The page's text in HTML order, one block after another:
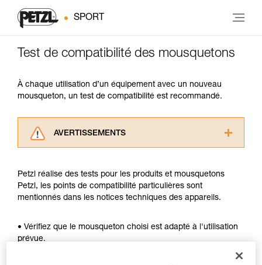
SPORT
Test de compatibilité des mousquetons
À chaque utilisation d’un équipement avec un nouveau
mousqueton, un test de compatibilité est recommandé.
AVERTISSEMENTS
consulter. Vous devez avoir compris les
informations de la notice technique pour
pouvoir comprendre ce complément
Maîtriser ces techniques nécessite une
Petzl réalise des tests pour les produits et mousquetons
Petzl, les points de compatibilité particulières sont
mentionnés dans les notices techniques des appareils.
• Vérifiez que le mousqueton choisi est adapté à l'utilisation
prévue.